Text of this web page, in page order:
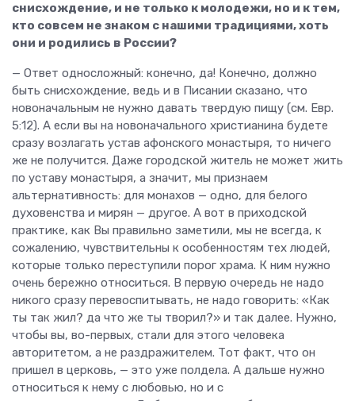
снисхождение, и не только к молодежи, но и к тем,
кто совсем не знаком с нашими традициями, хоть
они и родились в России?
— Ответ односложный: конечно, да! Конечно, должно
быть снисхождение, ведь и в Писании сказано, что
новоначальным не нужно давать твердую пищу (см. Евр.
5:12). А если вы на новоначального христианина будете
сразу возлагать устав афонского монастыря, то ничего
же не получится. Даже городской житель не может жить
по уставу монастыря, а значит, мы признаем
альтернативность: для монахов — одно, для белого
духовенства и мирян — другое. А вот в приходской
практике, как Вы правильно заметили, мы не всегда, к
сожалению, чувствительны к особенностям тех людей,
которые только переступили порог храма. К ним нужно
очень бережно относиться. В первую очередь не надо
никого сразу перевоспитывать, не надо говорить: «Как
ты так жил? да что же ты творил?» и так далее. Нужно,
чтобы вы, во-первых, стали для этого человека
авторитетом, а не раздражителем. Тот факт, что он
пришел в церковь, — это уже полдела. А дальше нужно
относиться к нему с любовью, но и с